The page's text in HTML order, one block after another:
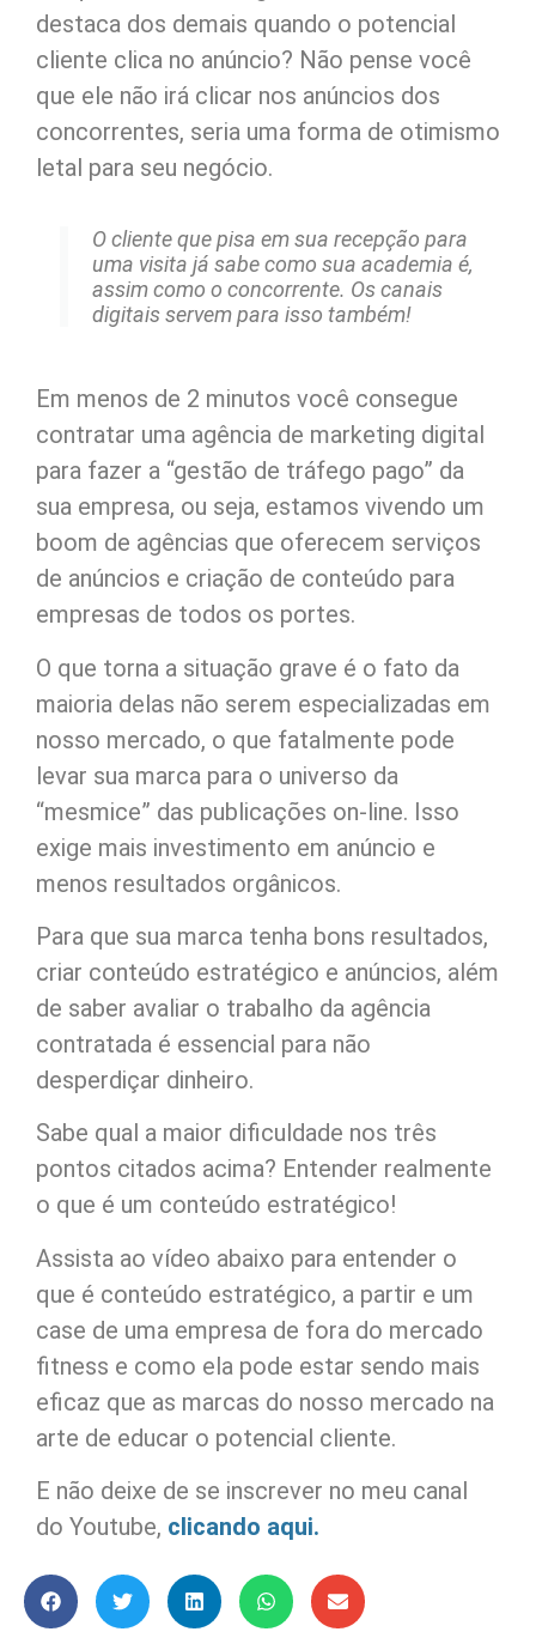
destaca dos demais quando o potencial
cliente clica no anúncio? Não pense você
que ele não irá clicar nos anúncios dos
concorrentes, seria uma forma de otimismo
letal para seu negócio.
O cliente que pisa em sua recepção para
uma visita já sabe como sua academia é,
assim como o concorrente. Os canais
digitais servem para isso também!
Em menos de 2 minutos você consegue
contratar uma agência de marketing digital
para fazer a “gestão de tráfego pago” da
sua empresa, ou seja, estamos vivendo um
boom de agências que oferecem serviços
de anúncios e criação de conteúdo para
empresas de todos os portes.
O que torna a situação grave é o fato da
maioria delas não serem especializadas em
nosso mercado, o que fatalmente pode
levar sua marca para o universo da
“mesmice” das publicações on-line. Isso
exige mais investimento em anúncio e
menos resultados orgânicos.
Para que sua marca tenha bons resultados,
criar conteúdo estratégico e anúncios, além
de saber avaliar o trabalho da agência
contratada é essencial para não
desperdiçar dinheiro.
Sabe qual a maior dificuldade nos três
pontos citados acima? Entender realmente
o que é um conteúdo estratégico!
Assista ao vídeo abaixo para entender o
que é conteúdo estratégico, a partir e um
case de uma empresa de fora do mercado
fitness e como ela pode estar sendo mais
eficaz que as marcas do nosso mercado na
arte de educar o potencial cliente.
E não deixe de se inscrever no meu canal
do Youtube, clicando aqui.